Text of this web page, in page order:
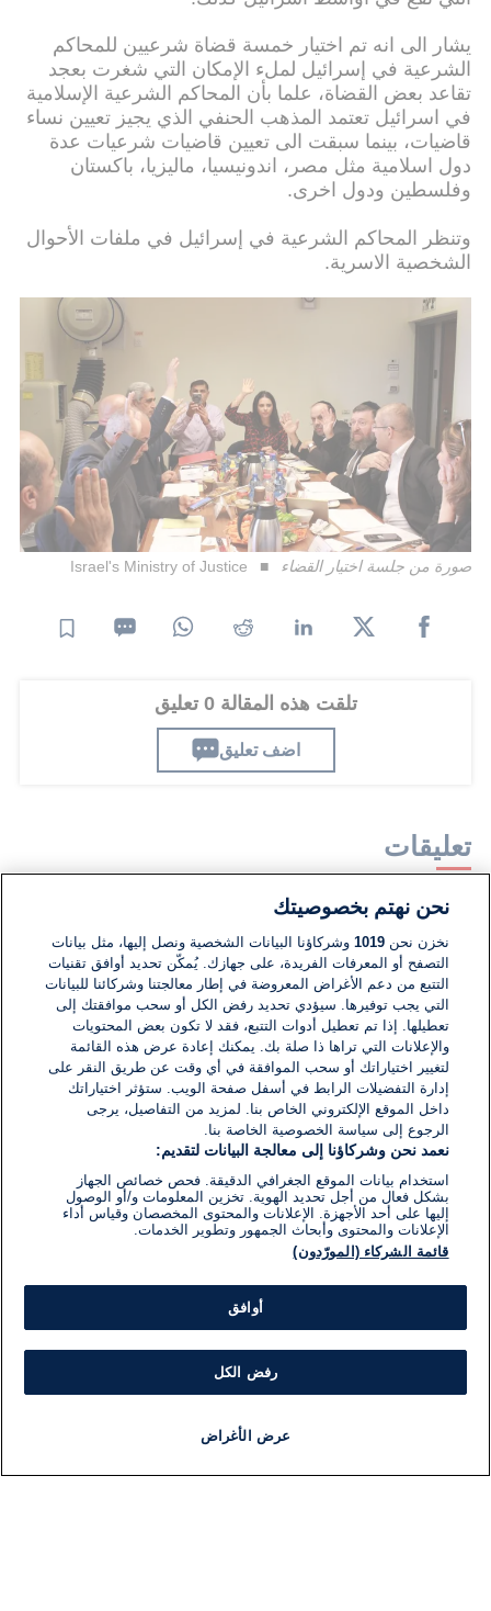
يشار الى انه تم اختيار خمسة قضاة شرعيين للمحاكم
الشرعية في إسرائيل لملء الإمكان التي شغرت بعجد
تقاعد بعض القضاة، علما بأن المحاكم الشرعية الإسلامية
في اسرائيل تعتمد المذهب الحنفي الذي يجيز تعيين نساء
قاضيات، بينما سبقت الى تعيين قاضيات شرعيات عدة
دول اسلامية مثل مصر، اندونيسيا، ماليزيا، باكستان
وفلسطين ودول اخرى.
وتنظر المحاكم الشرعية في إسرائيل في ملفات الأحوال
الشخصية الاسرية.
صورة من جلسة اختيار القضاء Israel's Ministry of Justice
تلقت هذه المقالة 0 تعليق
اضف تعليق
تعليقات
لا توجد تعليقات مكتوبة حتى الآن. كن الأول!
اكتب تعليقًا جديدًا ...
نحن نهتم بخصوصيتك
نخزن نحن1019 وشركاؤنا البيانات الشخصية ونصل إليها، مثل بيانات
التصفح أو المعرفات الفريدة، على جهازك. يُمكّن تحديد أوافق تقنيات
التتبع من دعم الأغراض المعروضة في إطار معالجتنا وشركائنا للبيانات
التي يجب توفيرها. سيؤدي تحديد رفض الكل أو سحب موافقتك إلى
تعطيلها. إذا تم تعطيل أدوات التتبع، فقد لا تكون بعض المحتويات
والإعلانات التي تراها ذا صلة بك. يمكنك إعادة عرض هذه القائمة
لتغيير اختياراتك أو سحب الموافقة في أي وقت عن طريق النقر على
إدارة التفضيلات الرابط في أسفل صفحة الويب. ستؤثر اختياراتك
داخل الموقع الإلكتروني الخاص بنا. لمزيد من التفاصيل، يرجى
الرجوع إلى سياسة الخصوصية الخاصة بنا.
نعمد نحن وشركاؤنا إلى معالجة البيانات لتقديم:
استخدام بيانات الموقع الجغرافي الدقيقة. فحص خصائص الجهاز
بشكل فعال من أجل تحديد الهوية. تخزين المعلومات و/أو الوصول
إليها على أحد الأجهزة. الإعلانات والمحتوى المخصصان وقياس أداء
الإعلانات والمحتوى وأبحاث الجمهور وتطوير الخدمات.
قائمة الشركاء (المورّدون)
أوافق
رفض الكل
عرض الأغراض